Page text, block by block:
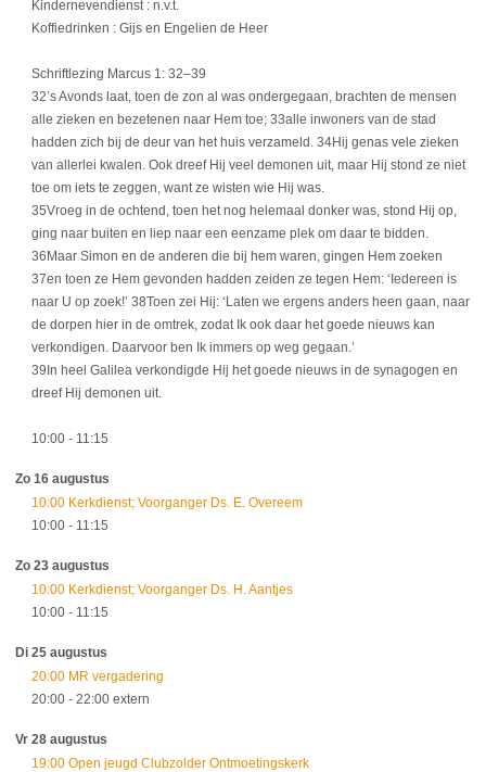
Kindernevendienst : n.v.t.
Koffiedrinken : Gijs en Engelien de Heer
Schriftlezing Marcus 1: 32–39
32’s Avonds laat, toen de zon al was ondergegaan, brachten de mensen
alle zieken en bezetenen naar Hem toe; 33alle inwoners van de stad
hadden zich bij de deur van het huis verzameld. 34Hij genas vele zieken
van allerlei kwalen. Ook dreef Hij veel demonen uit, maar Hij stond ze niet
toe om iets te zeggen, want ze wisten wie Hij was.
35Vroeg in de ochtend, toen het nog helemaal donker was, stond Hij op,
ging naar buiten en liep naar een eenzame plek om daar te bidden.
36Maar Simon en de anderen die bij hem waren, gingen Hem zoeken
37en toen ze Hem gevonden hadden zeiden ze tegen Hem: ‘Iedereen is
naar U op zoek!’ 38Toen zei Hij: ‘Laten we ergens anders heen gaan, naar
de dorpen hier in de omtrek, zodat Ik ook daar het goede nieuws kan
verkondigen. Daarvoor ben Ik immers op weg gegaan.’
39In heel Galilea verkondigde Hij het goede nieuws in de synagogen en
dreef Hij demonen uit.
10:00 - 11:15
Zo 16 augustus
10:00 Kerkdienst; Voorganger Ds. E. Overeem
10:00 - 11:15
Zo 23 augustus
10:00 Kerkdienst; Voorganger Ds. H. Aantjes
10:00 - 11:15
Di 25 augustus
20:00 MR vergadering
20:00 - 22:00 extern
Vr 28 augustus
19:00 Open jeugd Clubzolder Ontmoetingskerk